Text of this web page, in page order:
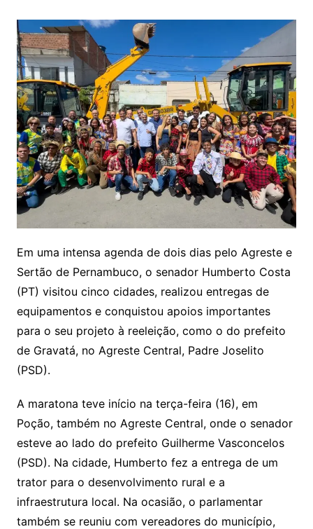
Em uma intensa agenda de dois dias pelo Agreste e
Sertão de Pernambuco, o senador Humberto Costa
(PT) visitou cinco cidades, realizou entregas de
equipamentos e conquistou apoios importantes
para o seu projeto à reeleição, como o do prefeito
de Gravatá, no Agreste Central, Padre Joselito
(PSD).
A maratona teve início na terça-feira (16), em
Poção, também no Agreste Central, onde o senador
esteve ao lado do prefeito Guilherme Vasconcelos
(PSD). Na cidade, Humberto fez a entrega de um
trator para o desenvolvimento rural e a
infraestrutura local. Na ocasião, o parlamentar
também se reuniu com vereadores do município,